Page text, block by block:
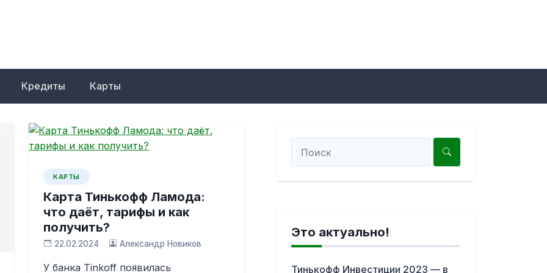
Кредиты Карты
КАРТЫ
Карта Тинькофф Ламода:
что даёт, тарифы и как
получить?
22.02.2024 Александр Новиков
У банка Tinkoff появилась
Это актуально!
Тинькофф Инвестиции 2023 — в